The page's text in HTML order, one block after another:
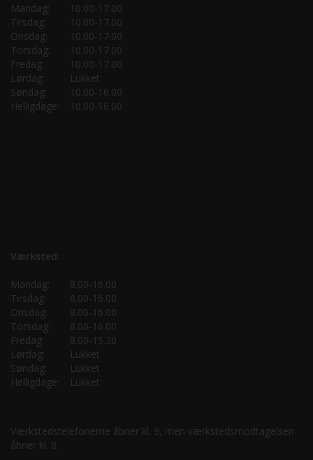
Mandag:
10.00-17.00
Tirsdag:
10.00-17.00
Onsdag:
10.00-17.00
Torsdag:
10.00-17.00
Fredag:
10.00-17.00
Lørdag:
Lukket
Søndag:
10.00-16.00
Helligdage:
10.00-16.00
Værksted:
Mandag:
8.00-16.00
Tirsdag:
8.00-16.00
Onsdag:
8.00-16.00
Torsdag:
8.00-16.00
Fredag:
8.00-15.30
Lørdag:
Lukket
Søndag:
Lukket
Helligdage:
Lukket
Værkstedstelefonerne åbner kl. 9, men værkstedsmodtagelsen
åbner kl. 8.